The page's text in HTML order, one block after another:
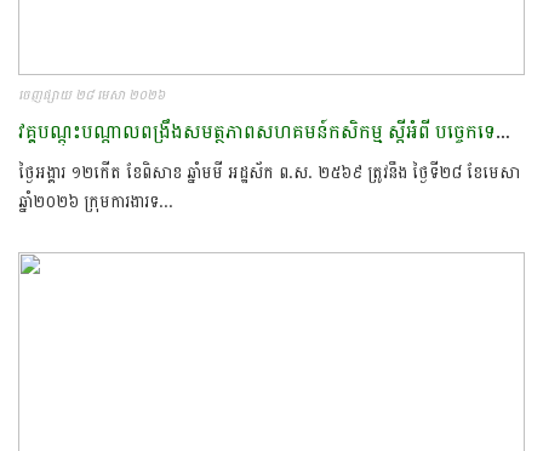
ចេញផ្សាយ ២៨ មេសា ២០២៦
វគ្គបណ្តុះបណ្តាលពង្រឹងសមត្ថភាពសហគមន៍កសិកម្ម ស្តីអំពី បច្ចេកទេសមុន និងក្រោយពេលប្រមូលផលក្នុងផលិតផលបន្លែសុវត្តិភាព​
ថ្ងៃអង្គារ ១២កើត ខែពិសាខ ឆ្នាំមមី អដ្ឋស័ក ព.ស. ២៥៦៩ ត្រូវនឹង ថ្ងៃទី២៨ ខែមេសា
ឆ្នាំ២០២៦ ក្រុមការងារទ...